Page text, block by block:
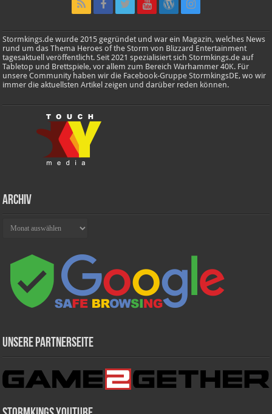
Stormkings.de wurde 2015 gegründet und war ein Magazin, welches News
rund um das Thema Heroes of the Storm von Blizzard Entertainment
tagesaktuell veröffentlicht. Seit 2021 spezialisiert sich Stormkings.de auf
Tabletop und Brettspiele, vor allem zum Bereich Warhammer 40K. Für
unsere Community haben wir die Facebook-Gruppe StormkingsDE, wo wir
immer die aktuellsten Artikel zeigen und darüber reden können.
Archiv
Unsere Partnerseite